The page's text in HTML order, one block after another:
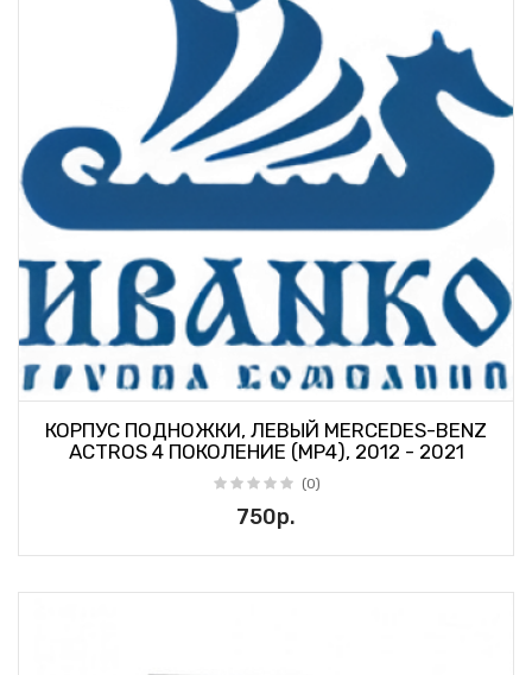
КОРПУС ПОДНОЖКИ, ЛЕВЫЙ MERCEDES-BENZ
ACTROS 4 ПОКОЛЕНИЕ (MP4), 2012 - 2021
(0)
750р.